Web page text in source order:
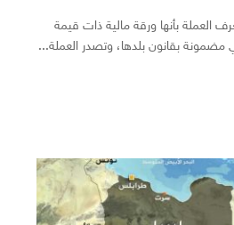
العملة بأنها ورقة مالية ذات قيمة
بقانون بلدها، وتصدر العملة...